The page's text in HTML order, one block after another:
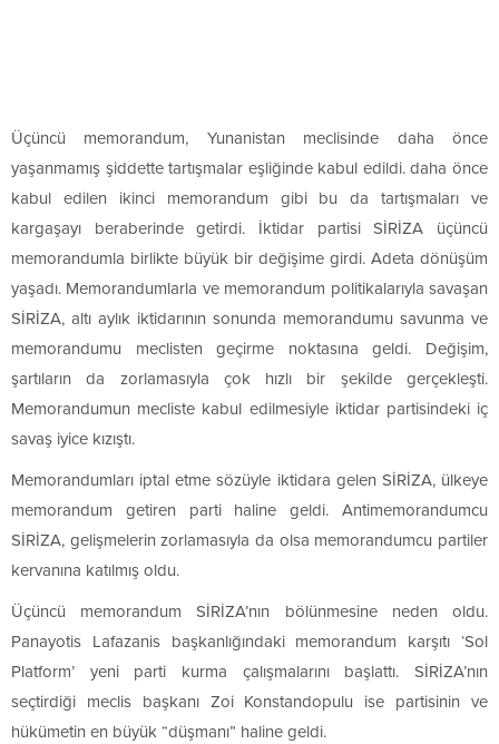
Üçüncü memorandum, Yunanistan meclisinde daha önce
yaşanmamış şiddette tartışmalar eşliğinde kabul edildi. daha önce
kabul edilen ikinci memorandum gibi bu da tartışmaları ve
kargaşayı beraberinde getirdi. İktidar partisi SİRİZA üçüncü
memorandumla birlikte büyük bir değişime girdi. Adeta dönüşüm
yaşadı. Memorandumlarla ve memorandum politikalarıyla savaşan
SİRİZA, altı aylık iktidarının sonunda memorandumu savunma ve
memorandumu meclisten geçirme noktasına geldi. Değişim,
şartıların da zorlamasıyla çok hızlı bir şekilde gerçekleşti.
Memorandumun mecliste kabul edilmesiyle iktidar partisindeki iç
savaş iyice kızıştı.
Memorandumları iptal etme sözüyle iktidara gelen SİRİZA, ülkeye
memorandum getiren parti haline geldi. Antimemorandumcu
SİRİZA, gelişmelerin zorlamasıyla da olsa memorandumcu partiler
kervanına katılmış oldu.
Üçüncü memorandum SİRİZA’nın bölünmesine neden oldu.
Panayotis Lafazanis başkanlığındaki memorandum karşıtı ‘Sol
Platform’ yeni parti kurma çalışmalarını başlattı. SİRİZA’nın
seçtirdiği meclis başkanı Zoi Konstandopulu ise partisinin ve
hükümetin en büyük “düşmanı” haline geldi.